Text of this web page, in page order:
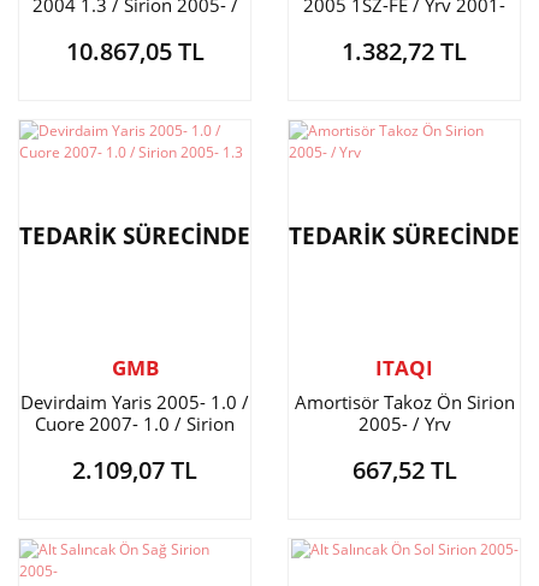
2004 1.3 / Sirion 2005- /
10.867,05 TL
2005 1SZ-FE / Yrv 2001-
Sirion 1.0 - 1.3 05- /
Materia 1.5
1.382,72 TL
TEDARİK SÜRECİNDE
GMB
Devirdaim Yaris 2005- 1.0 /
Cuore 2007- 1.0 / Sirion
2.109,07 TL
TEDARİK SÜRECİNDE
ITAQI
Amortisör Takoz Ön Sirion
2005- / Yrv
667,52 TL